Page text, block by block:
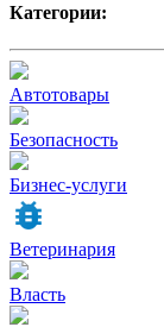
Категории:
Автотовары
Безопасность
Бизнес-услуги
Ветеринария
Власть